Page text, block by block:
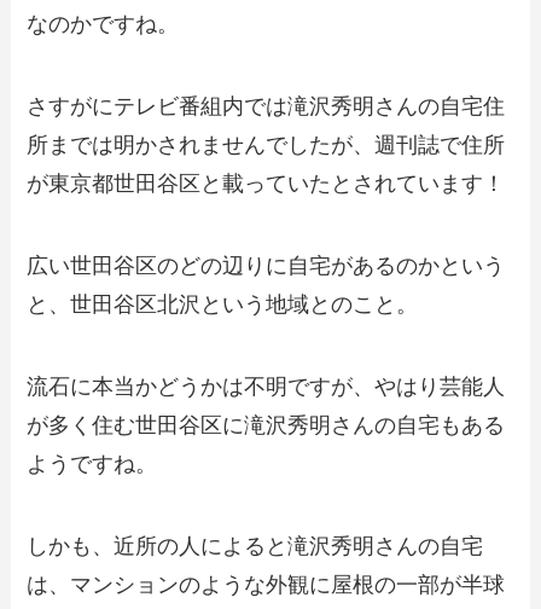
なのかですね。
さすがにテレビ番組内では滝沢秀明さんの自宅住
所までは明かされませんでしたが、週刊誌で住所
が東京都世田谷区と載っていたとされています！
広い世田谷区のどの辺りに自宅があるのかという
と、世田谷区北沢という地域とのこと。
流石に本当かどうかは不明ですが、やはり芸能人
が多く住む世田谷区に滝沢秀明さんの自宅もある
ようですね。
しかも、近所の人によると滝沢秀明さんの自宅
は、マンションのような外観に屋根の一部が半球